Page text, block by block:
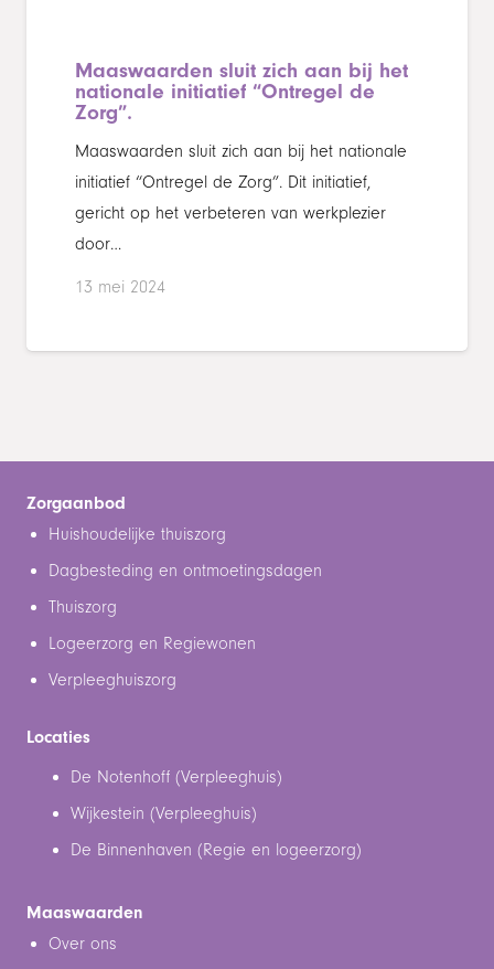
Maaswaarden sluit zich aan bij het
nationale initiatief “Ontregel de
Zorg”.
Maaswaarden sluit zich aan bij het nationale
initiatief “Ontregel de Zorg”. Dit initiatief,
gericht op het verbeteren van werkplezier
door…
13 mei 2024
Zorgaanbod
Huishoudelijke thuiszorg
Dagbesteding en ontmoetingsdagen
Thuiszorg
Logeerzorg en Regiewonen
Verpleeghuiszorg
Locaties
De Notenhoff (Verpleeghuis)
Wijkestein (Verpleeghuis)
De Binnenhaven (Regie en logeerzorg)
Maaswaarden
Over ons